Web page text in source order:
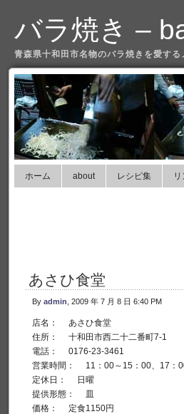
バラ焼き –
青森県十和田市名物のバラ焼きを愛す
ホーム about レシピ集
あさひ食堂
By admin , 2009 年 7 月 8 日 6:40 PM
店名： あさひ食堂
住所： 十和田市西二十二番町7-1
電話： 0176-23-3461
営業時間： 11：00～15：00、17：
定休日： 日曜
提供形態： 皿
価格： 定食1150円